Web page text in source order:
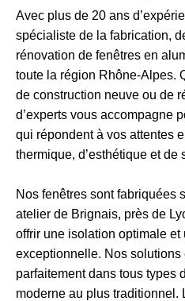
Avec plus de 20 ans
spécialiste de la fabrication,
rénovation de fenêtres en
toute la région Rhône-Alpes.
de construction neuve ou de
d’experts vous accompagne
qui répondent à vos attentes
thermique, d’esthétique et de
Nos fenêtres sont fabriquées
atelier de Brignais, près de
offrir une isolation optimale et
exceptionnelle. Nos solutions
parfaitement dans tous types
moderne au plus traditionnel.